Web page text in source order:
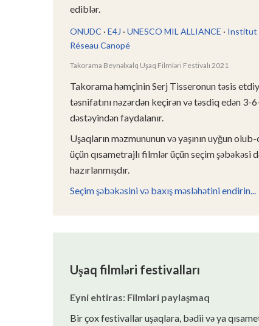
ediblər.
ONUDC · E4J · UNESCO MIL ALLIANCE · Institut
Réseau Canopé
Takorama Beynəlxalq Uşaq Filmləri Festivalı 2021
Takorama həmçinin Serj Tisseronun təsis
təsnifatını nəzərdən keçirən və təsdiq edən 3-
dəstəyindən faydalanır.
Uşaqların məzmununun və yaşının uyğun
üçün qısametrajlı filmlər üçün seçim şəbəkəsi
hazırlanmışdır.
Seçim şəbəkəsini və baxış məsləhətini endirin...
Uşaq filmləri festivalları
Eyni ehtiras: Filmləri paylaşmaq
Bir çox festivallar uşaqlara, bədii və ya